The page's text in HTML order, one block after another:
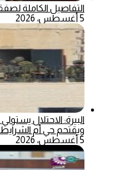
التفاصيل الكاملة
5 أغسطس، 2026
البيرة: الاحتلال
ويقتحم حي أم الشرايط
5 أغسطس، 2026